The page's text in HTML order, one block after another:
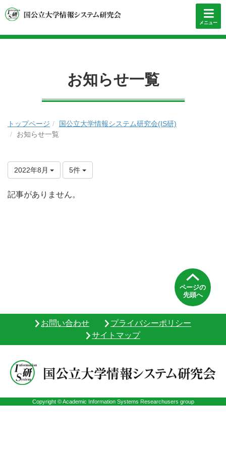
メニュー
お知らせ一覧
トップページ
国公立大学情報システム研究会(IS研)
お知らせ一覧
2022年8月 5件
記事がありません。
ページの
先頭へ
お問い合わせ
プライバシーポリシー
サイトマップ
Copyright © Academic Information Systems Researchusers group